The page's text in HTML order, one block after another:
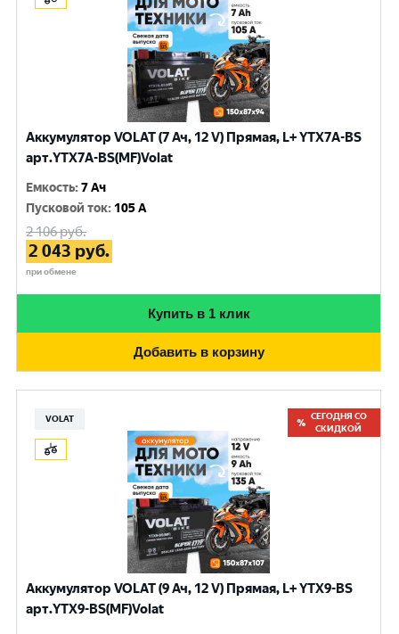
Аккумулятор VOLAT (7 Ач, 12 V) Прямая, L+ YTX7A-BS
арт.YTX7A-BS(MF)Volat
Емкость:7 Ач
Пусковой ток: 105 A
2 106руб.
2 043 руб.
при обмене
Купить в 1 клик
Добавить в корзину
VOLAT
СЕГОДНЯ СО
СКИДКОЙ
Аккумулятор VOLAT (9 Ач, 12 V) Прямая, L+ YTX9-BS
арт.YTX9-BS(MF)Volat